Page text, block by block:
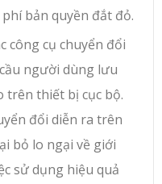
bản quyền đắt đỏ.
công cụ chuyển đổi
người dùng lưu
trên thiết bị cục bộ.
đổi diễn ra trên
bỏ lo ngại về giới
sử dụng hiệu quả